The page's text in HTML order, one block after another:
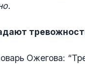
Ожегова: